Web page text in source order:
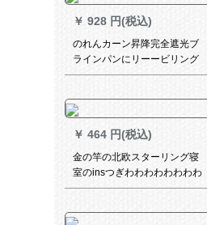
￥ 928 円(税込)
のれんカーン昇降完全遮光ブ
ラインパンにリーービリング
寝室を装着しないでくださ
ラカーテンf 050-7
￥ 464 円(税込)
金の竿の北欧スターリング寝
室のinsつぎわわわわわわわわ
わせ网赤亜麻遮光カータータ
室出窓既制カーリングリング